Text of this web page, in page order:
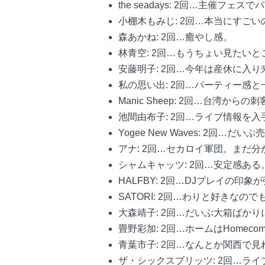
the seadays: 2回…主催フェスで
小棚木もみじ: 2回…本当にすごい
森あかね: 2回…癒やし感。
林青空: 2回…もうちょい見たいと
安藤明子: 2回…今年は産休に入り
私の思い出: 2回…パーティー感と
Manic Sheep: 2回…台湾からの刺
池間由布子: 2回…ライブ情報を入
Yogee New Waves: 2回…だいぶ
アナ: 2回…セカロイ軍団。まだ分
シャムキャッツ: 2回…安定感ある
HALFBY: 2回…DJプレイの印象が
SATORI: 2回…わりと好きなので
大森靖子: 2回…だいぶ大箱ばかり
畳野彩加: 2回…ホームは
青葉市子: 2回…なんとか関西で見
ザ・シックスブリッツ: 2回…ライ